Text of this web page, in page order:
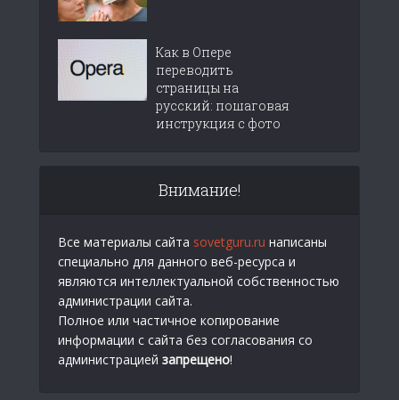
Как в Опере
переводить
страницы на
русский: пошаговая
инструкция с фото
Внимание!
Все материалы сайта sovetguru.ru написаны
специально для данного веб-ресурса и
являются интеллектуальной собственностью
администрации сайта.
Полное или частичное копирование
информации с сайта без согласования со
администрацией запрещено!